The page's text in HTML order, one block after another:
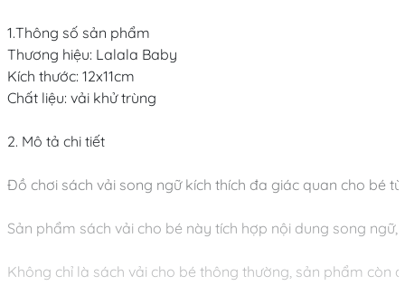
1.Thông số sản phẩm
Thương hiệu: Lalala Baby
Kích thước: 12x11cm
Chất liệu: vải khử trùng
2. Mô tả chi tiết
Đồ chơi sách vải song ngữ kích thích đa giác quan cho bé
Sản phẩm sách vải cho bé này tích hợp nội dung song
Không chỉ là sách vải cho bé thông thường, sản phẩm còn